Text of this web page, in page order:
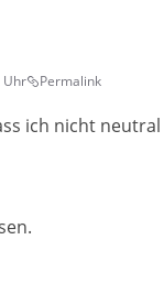
Uhr Permalink
ich nicht neutral